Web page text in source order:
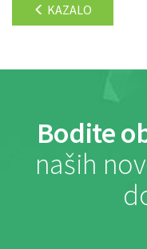
KAZALO
Bodite
naših